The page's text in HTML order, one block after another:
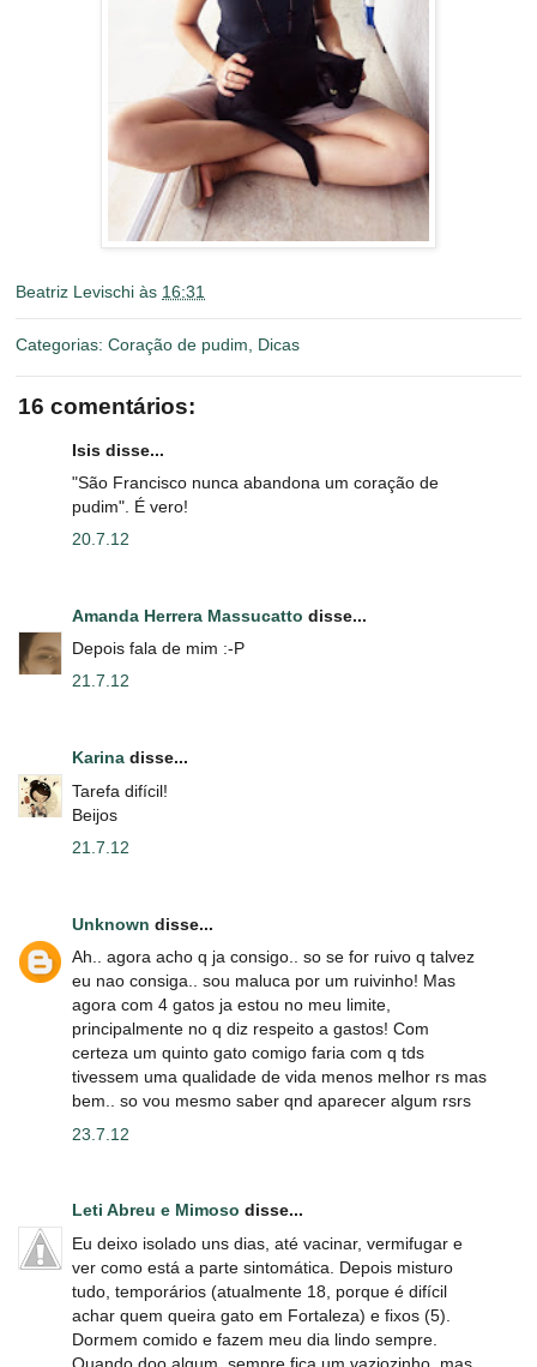
Beatriz Levischi às 16:31
Categorias: Coração de pudim Dicas
16 comentários:
Isis disse...
"São Francisco nunca abandona um coração de
pudim". É vero!
20.7.12
Amanda Herrera Massucatto disse...
Depois fala de mim :-P
21.7.12
Karina disse...
Tarefa difícil!
Beijos
21.7.12
Unknown disse...
Ah.. agora acho q ja consigo.. so se for ruivo q talvez
eu nao consiga.. sou maluca por um ruivinho! Mas
agora com 4 gatos ja estou no meu limite,
principalmente no q diz respeito a gastos! Com
certeza um quinto gato comigo faria com q tds
tivessem uma qualidade de vida menos melhor rs mas
bem.. so vou mesmo saber qnd aparecer algum rsrs
23.7.12
Leti Abreu e Mimoso disse...
Eu deixo isolado uns dias, até vacinar, vermifugar e
ver como está a parte sintomática. Depois misturo
tudo, temporários (atualmente 18, porque é difícil
achar quem queira gato em Fortaleza) e fixos (5).
Dormem comido e fazem meu dia lindo sempre.